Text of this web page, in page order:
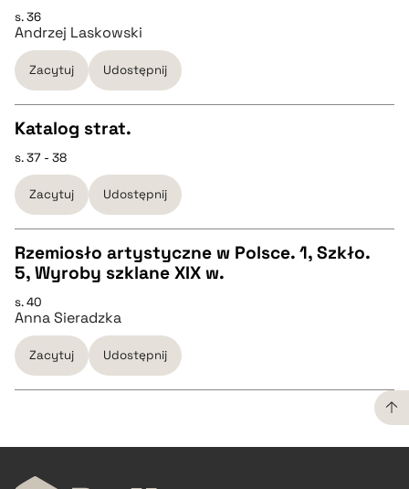
CZYSTY TEKST
pobierz cytat
BIBTEX
pobierz cytat
s. 36
Andrzej Laskowski
Zacytuj Udostępnij
CZYSTY TEKST
pobierz cytat
BIBTEX
pobierz cytat
Katalog strat.
s. 37 - 38
Zacytuj Udostępnij
CZYSTY TEKST
pobierz cytat
BIBTEX
pobierz cytat
Rzemiosło artystyczne w Polsce. 1, Szkło.
5, Wyroby szklane XIX w.
s. 40
Anna Sieradzka
Zacytuj Udostępnij
CZYSTY TEKST